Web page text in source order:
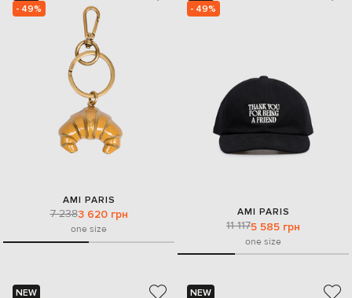
- 49%
AMI PARIS
7 2383 620 грн
one size
- 49%
AMI PARIS
11 1175 585 грн
one size
NEW
NEW